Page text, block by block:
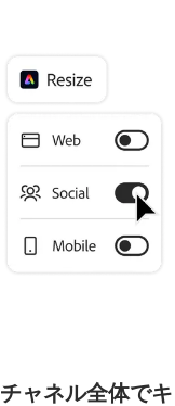
チャネル全体で